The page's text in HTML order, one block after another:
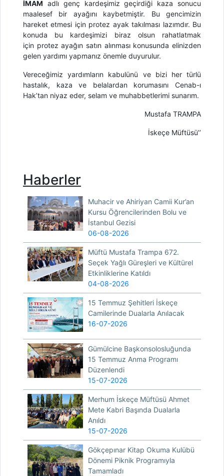
İMAM adlı genç kardeşimiz geçirdiği kaza sonucu
maalesef bir ayağını kaybetmiştir. Bu gencimizin
hareket etmesi için protez ayak takılması lazımdır. Bu
konuda bu kardeşimizi biraz olsun rahatlatmak
için protez ayağın satın alınması konusunda elinizden
gelen yardımı yapmanız önemle duyurulur.
Vereceğimiz yardımların kabulünü ve bizi her türlü
hastalık, kaza ve belalardan korumasını Cenab-ı
Hak’tan niyaz eder, selam ve muhabbetlerimi sunarım.
Mustafa TRAMPA
İskeçe Müftüsü’’
Haberler
Muhacir ve Ahiriyan Camii Kur’an
Kursu Öğrencilerinden Bolu ve
İstanbul Gezisi
06-08-2026
Müftü Mustafa Trampa 672.
Seçek Yağlı Güreşleri ve Kültürel
Etkinliklerine Katıldı
04-08-2026
15 Temmuz Şehitleri İskeçe
Camilerinde Dualarla Anılacak
16-07-2026
Gümülcine Başkonsolosluğunda
15 Temmuz Anma Programı
Düzenlendi
15-07-2026
Merhum İskeçe Müftüsü Ahmet
Mete Kabri Başında Dualarla
Anıldı
15-07-2026
Gökçepınar Kitap Okuma Kulübü
Dönemi Piknik Programıyla
Tamamladı